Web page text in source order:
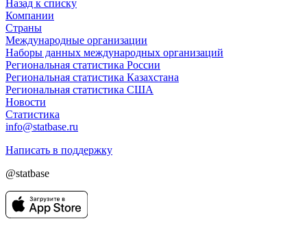
Назад к списку
Компании
Страны
Международные организации
Наборы данных международных организаций
Региональная статистика России
Региональная статистика Казахстана
Региональная статистика США
Новости
Статистика
info@statbase.ru
Написать в поддержку
@statbase